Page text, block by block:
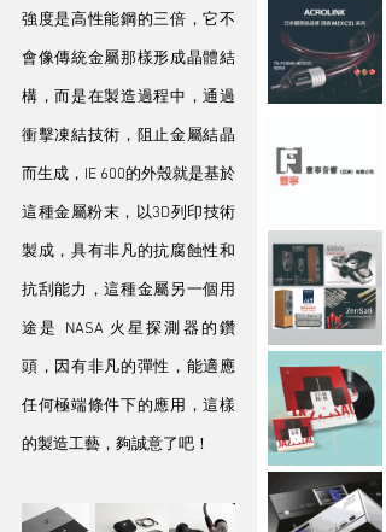
強度是高性能鋼的三倍，它不
會像傳統金屬那樣形成晶體結
構，而是在製造過程中，通過
衝擊凍結技術，阻止金屬結晶
而生成，IE 600的外殼就是基於
這種金屬粉末，以3D列印技術
製成，具有非凡的抗腐蝕性和
抗刮能力，這種金屬另一個用
途是 NASA 火星探測器的鑽
頭，因有非凡的彈性，能適應
任何極端條件下的應用，這樣
的製造工藝，夠誠意了吧！